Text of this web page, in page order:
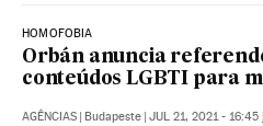
HOMOFOBIA
Orbán anuncia
conteúdos LGBTI para
AGÊNCIAS | Budapeste | JUL 21, 2021 - 16:45